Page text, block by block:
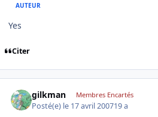
AUTEUR
Yes
Citer
gilkman Membres Encartés
Posté(e) le 17 avril 200719 a